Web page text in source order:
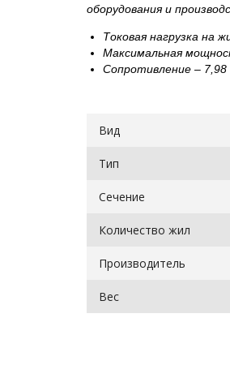
оборудования и
Токовая нагрузка на
Максимальная
Сопротивление – 7,98
Вид
Тип
Сечение
Количество жил
Производитель
Вес